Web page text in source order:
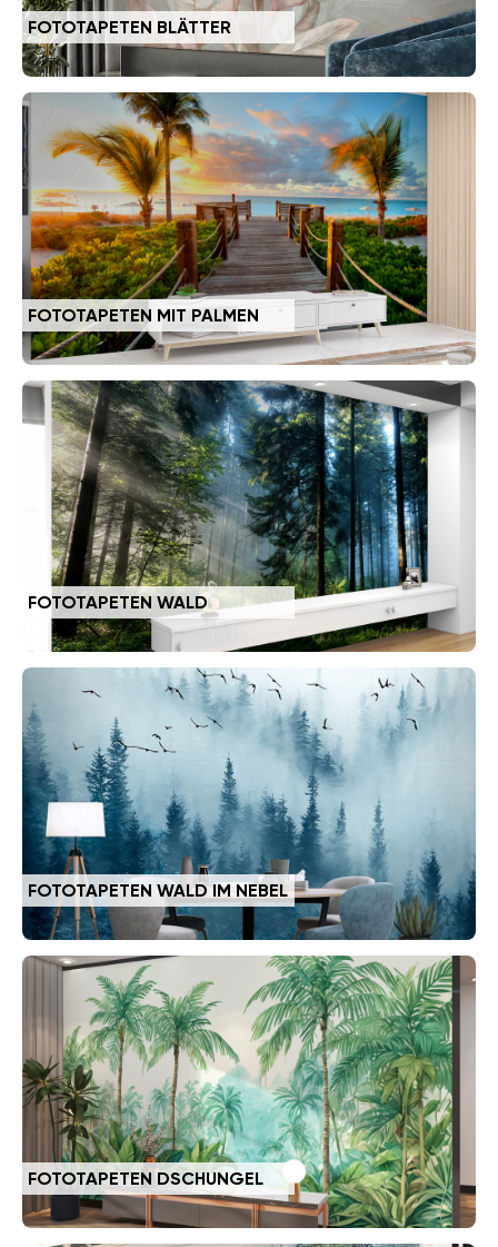
FOTOTAPETEN BLÄTTER
FOTOTAPETEN MIT PALMEN
FOTOTAPETEN WALD
FOTOTAPETEN WALD IM NEBEL
FOTOTAPETEN DSCHUNGEL